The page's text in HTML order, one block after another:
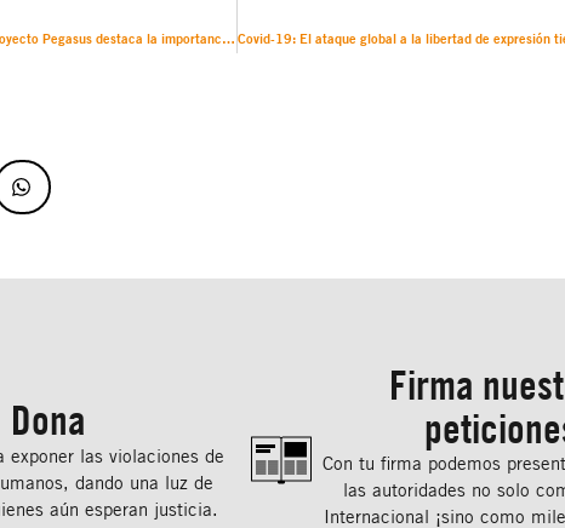
UE: El premio otorgado al Proyecto Pegasus destaca la importancia de la libertad de medios de comunicación
Dona
exponer las violaciones de
dando una luz de
aún esperan justicia.
Firma
Con tu ﬁrma podemos
las autoridades no solo
Internacional ¡sino como